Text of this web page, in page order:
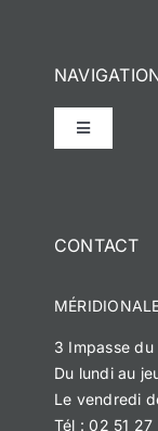
Toggle
Navigation
Notre
CONTACT
3 Impasse du
Du lundi au
Le vendredi
Tél : 02 51